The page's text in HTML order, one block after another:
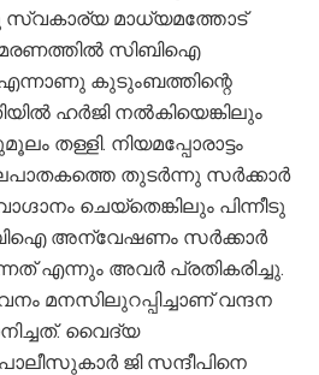
സ്വകാര്യ മാധ്യമത്തോട്
മരണത്തിൽ സിബിഐ
കുടുംബത്തിന്റെ
ഹർജി നൽകിയെങ്കിലും
തള്ളി. നിയമപ്പോരാട്ടം
തുടർന്നു സർക്കാർ
ചെയ്തെങ്കിലും പിന്നീടു
അന്വേഷണം സർക്കാർ
എന്നും അവർ പ്രതികരിച്ചു.
മനസിലുറപ്പിച്ചാണ് വന്ദന
വൈദ്യ
ജി സന്ദീപിനെ